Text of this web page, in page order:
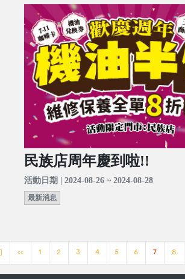
民族店周年慶到啦!!
活動日期 | 2024-08-26 ~ 2024-08-28
最新消息
<< 1 2 3 4 5 6 7 8